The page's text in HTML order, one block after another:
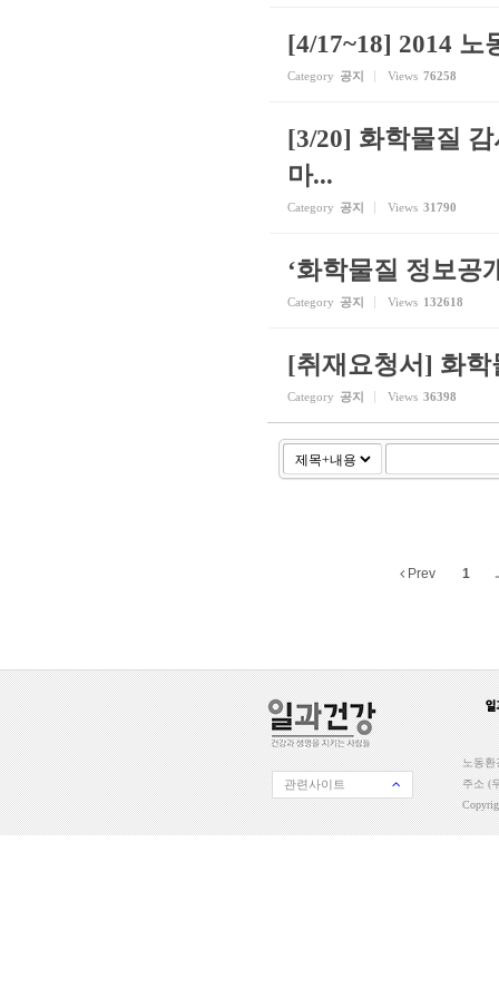
[4/17~18] 2014 노
Category 공지 Views 76258
[3/20] 화학물질
마...
Category 공지 Views 31790
‘화학물질 정보공
Category 공지 Views 132618
[취재요청서] 화학
Category 공지 Views 36398
Prev 1
관련사이트
노동환
주소 (